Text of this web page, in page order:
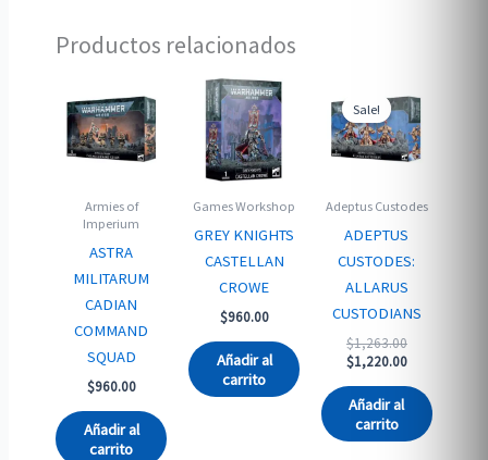
Productos relacionados
Armies of
Imperium
ASTRA
MILITARUM
CADIAN
COMMAND
SQUAD
$960.00
Añadir al
carrito
Games Workshop
GREY KNIGHTS
CASTELLAN
CROWE
$960.00
Añadir al
carrito
Sale!
Sale!
Adeptus Custodes
ADEPTUS
CUSTODES:
ALLARUS
CUSTODIANS
$1,263.00Original
price
$1,263.00.
$1,220.00Current
$1,220.00.
Añadir al
carrito